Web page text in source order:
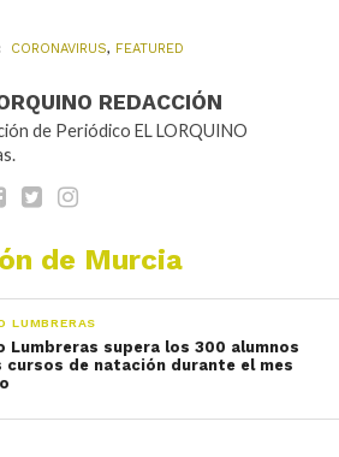
CORONAVIRUS, FEATURED
REDACCIÓN
de Periódico EL LORQUINO
de Murcia
LUMBRERAS
Lumbreras supera los 300 alumnos
cursos de natación durante el mes